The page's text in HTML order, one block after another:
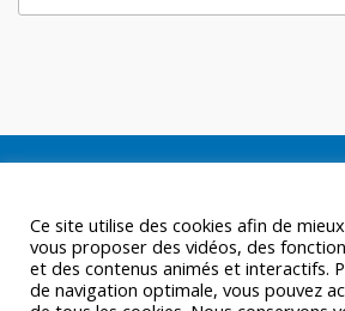
Ce site utilise des cookies afin de
vous proposer des vidéos, des
et des contenus animés et interactifs.
de navigation optimale, vous pouvez